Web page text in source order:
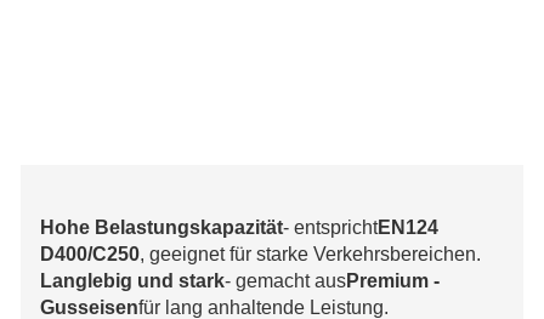
Hohe Belastungskapazität- entsprichtEN124
D400/C250, geeignet für starke Verkehrsbereichen.
Langlebig und stark- gemacht ausPremium -
Gusseisenfür lang anhaltende Leistung.